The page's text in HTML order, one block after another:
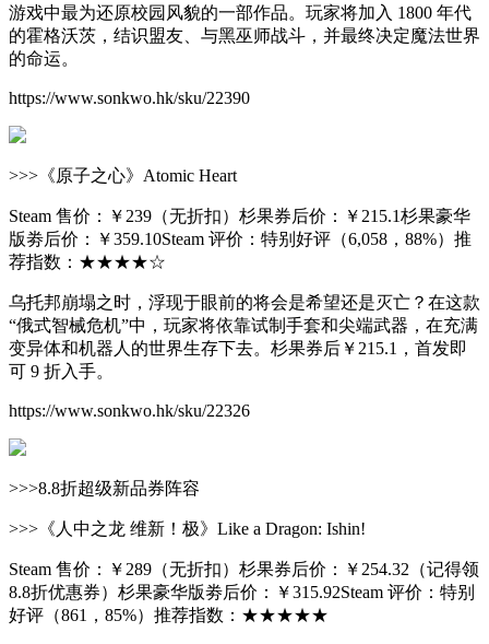
游戏中最为还原校园风貌的一部作品。玩家将加入 1800 年代
的霍格沃茨，结识盟友、与黑巫师战斗，并最终决定魔法世界
的命运。
https://www.sonkwo.hk/sku/22390
>>>《原子之心》Atomic Heart
Steam 售价：￥239（无折扣）杉果券后价：￥215.1杉果豪华
版劵后价：￥359.10Steam 评价：特别好评（6,058，88%）推
荐指数：★★★★☆
乌托邦崩塌之时，浮现于眼前的将会是希望还是灭亡？在这款
“俄式智械危机”中，玩家将依靠试制手套和尖端武器，在充满
变异体和机器人的世界生存下去。杉果券后￥215.1，首发即
可 9 折入手。
https://www.sonkwo.hk/sku/22326
>>>8.8折超级新品券阵容
>>>《人中之龙 维新！极》Like a Dragon: Ishin!
Steam 售价：￥289（无折扣）杉果券后价：￥254.32（记得领
8.8折优惠券）杉果豪华版劵后价：￥315.92Steam 评价：特别
好评（861，85%）推荐指数：★★★★★